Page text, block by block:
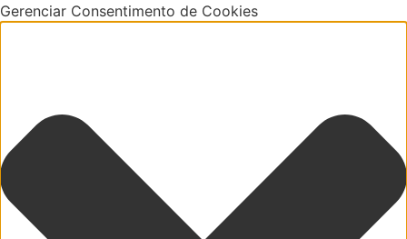
Gerenciar Consentimento de Cookies